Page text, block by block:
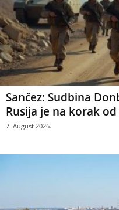
Sančez: Sudbina
Rusija je na korak od
7. August 2026.